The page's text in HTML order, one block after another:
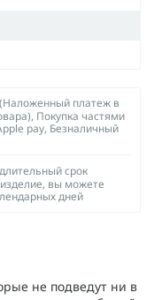
платеж в
Покупка частями
pay, Безналичный
срок
вы можете
дней
не подведут ни в